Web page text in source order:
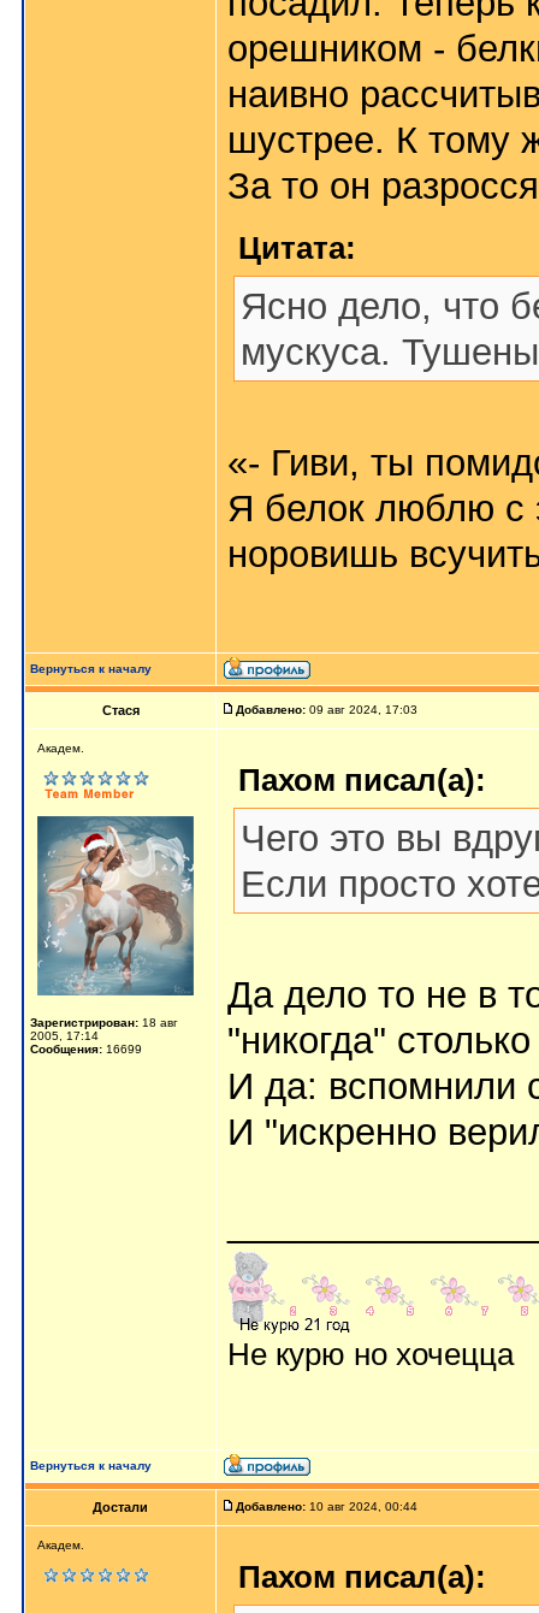
орешником -
наивно
шустрее. К тому
За то он
Цитата:
Ясно дело, что
мускуса.
«- Гиви, ты
Я белок люблю с
норовишь
Вернуться к началу
Стася Добавлено: 09 авг 2024, 17:03
Aкaдeм.
Зарегистрирован: 18 авг
2005, 17:14
Сообщения: 16699
Пахом писал(а):
Чего это вы
Если просто
Да дело то не в
"никогда"
И да: вспомнили
И "искренно
Не курю но хочецца
Вернуться к началу
Достали Добавлено: 10 авг 2024, 00:44
Академ.
Пахом писал(а):